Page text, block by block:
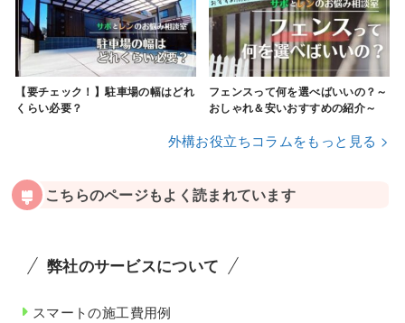
【要チェック！】駐車場の幅はどれ
くらい必要？
フェンスって何を選べばいいの？～
おしゃれ＆安いおすすめの紹介～
外構お役立ちコラムをもっと見る >
こちらのページもよく読まれています
弊社のサービスについて
スマートの施工費用例